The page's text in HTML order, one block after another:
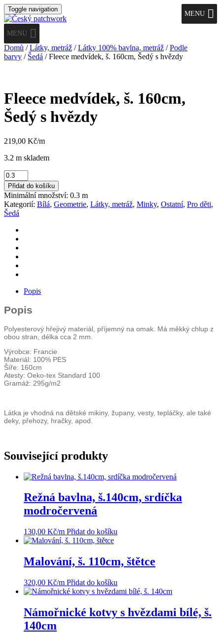
Toggle navigation
MENU
MENU
Domů /Látky, metráž /Látky 100% bavlna, metráž /Podle
barvy / Šedá / Fleece medvídek, š. 160cm, Šedý s hvězdy
Fleece medvídek, š. 160cm,
Šedý s hvězdy
219,00 Kč/m
3.2 m skladem
Fleece
medvídek,
š.
160cm,
Šedý
s
hvězdy
množství
Přidat do košíku
Minimální množství: 0.3 m
Kategorií: Bílá, Geometrie, Látky, metráž, Minky, Ostatní, Pro děti,
Šedá
Popis
Popis
Polyesterový hřejivý materiál, příjemný na omak. Má měkký chlup z
obou stran, délka cca 2 mm.
Výrobce: Francie
Materiál: 100% PES
Šíře: 160cm
Atesty: Oeko-tex Standard 100
Gramáž: 295g/m2
Látka je vhodná na dětské mikiny, župany, vesty, tepláčky, ale také
deky, přehozy, hračky, apod.
Související produkty
Režná bavlna, š.140cm, srdíčka
modročervená
130,00 Kč/m Přidat do košíku
Malování, š. 110cm, štětce
320,00 Kč/m Přidat do košíku
Námořnické kotvy s hvězdami bílé, š.
140cm